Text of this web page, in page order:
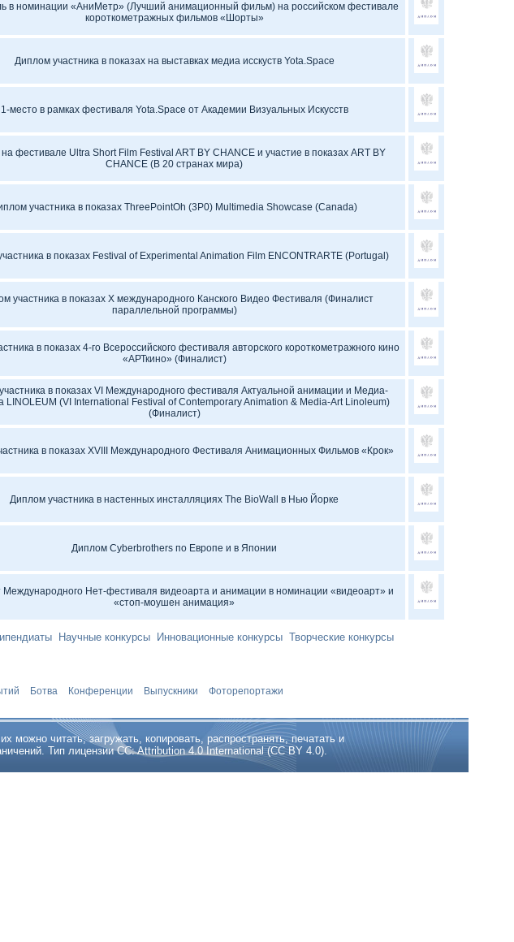
в номинации «АниМетр» (Лучший анимационный фильм) на российском фестивале
короткометражных фильмов «Шорты»
Диплом участника в показах на выставках медиа исскуств Yota.Space
1-место в рамках фестиваля Yota.Space от Академии Визуальных Искусств
фестивале Ultra Short Film Festival ART BY CHANCE и участие в показах ART BY
CHANCE (В 20 странах мира)
участника в показах ThreePointOh (3P0) Multimedia Showcase (Canada)
в показах Festival of Experimental Animation Film ENCONTRARTE (Portugal)
участника в показах X международного Канского Видео Фестиваля (Финалист
параллельной программы)
в показах 4-го Всероссийского фестиваля авторского короткометражного кино
«АРТкино» (Финалист)
в показах VI Международного фестиваля Актуальной анимации и Медиа-
LINOLEUM (VI International Festival of Contemporary Animation & Media-Art Linoleum)
(Финалист)
в показах XVIII Международного Фестиваля Анимационных Фильмов «Крок»
Диплом участника в настенных инсталляциях The BioWall в Нью Йорке
Диплом Cyberbrothers по Европе и в Японии
Международного Нет-фестиваля видеоарта и анимации в номинации «видеоарт» и
«стоп-моушен анимация»
Научные конкурсы Инновационные конкурсы Творческие конкурсы
Ботва Конференции Выпускники Фоторепортажи
читать, загружать, копировать, распространять, печатать и
Тип лицензии CC: Attribution 4.0 International (CC BY 4.0).